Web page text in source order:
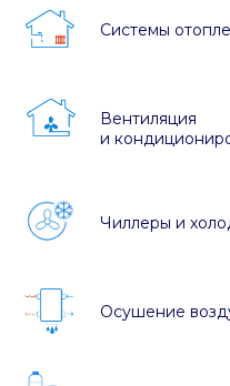
Системы
Вентиляция
и
Чиллеры и
Осушение